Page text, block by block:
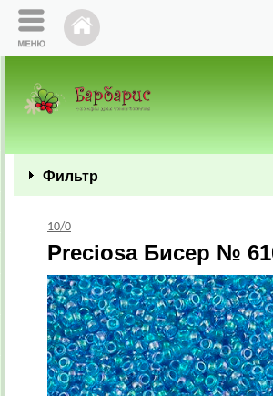
Фильтр
10/0
Preciosa Бисер №